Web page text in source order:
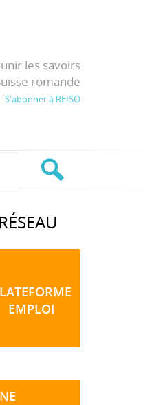
les savoirs
romande
S'abonner à REISO
EMPLOI